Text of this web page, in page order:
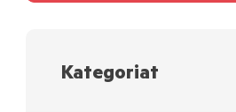
Kategoriat